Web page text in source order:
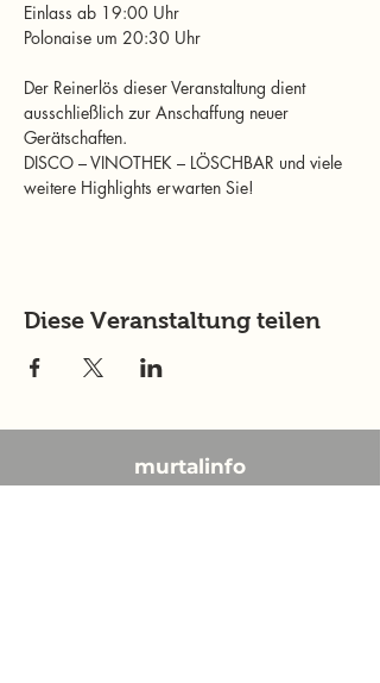
Einlass ab 19:00 Uhr
Polonaise um 20:30 Uhr
Der Reinerlös dieser Veranstaltung dient
ausschließlich zur Anschaffung neuer
Gerätschaften.
DISCO – VINOTHEK – LÖSCHBAR und viele
weitere Highlights erwarten Sie!
Diese Veranstaltung teilen
murtalinfo